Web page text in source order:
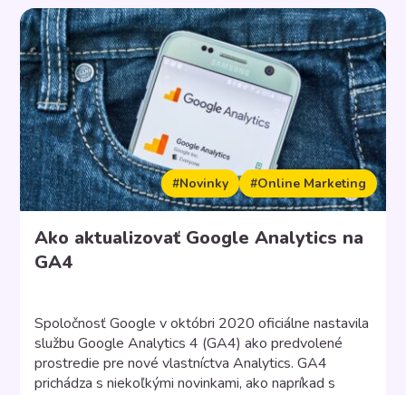
zahraničné meny, ktoré môžete v e-shope používať.
Radi vás prevedieme všetkými funkcionalitami a
procesom zmeny nových nastavení. Nové jazyky
administrácie Midasto […]
#Novinky #Online Marketing
Ako aktualizovať Google Analytics na
GA4
Spoločnosť Google v októbri 2020 oficiálne nastavila
službu Google Analytics 4 (GA4) ako predvolené
prostredie pre nové vlastníctva Analytics. GA4
prichádza s niekoľkými novinkami, ako napríkad s